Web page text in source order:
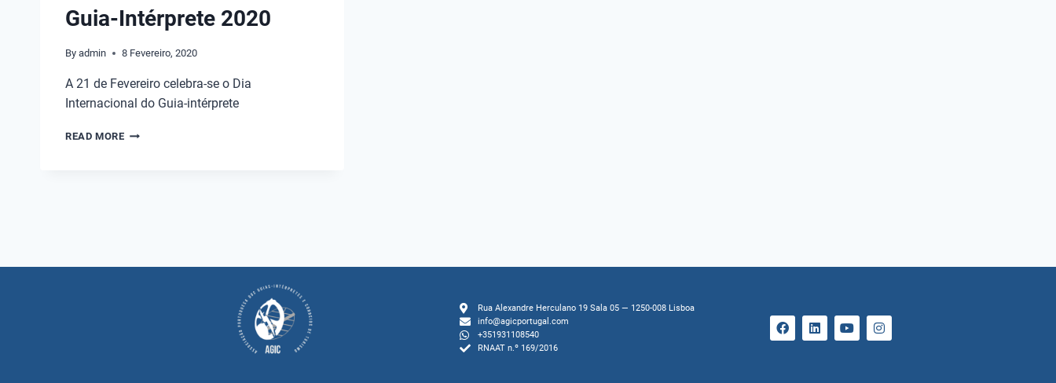
Guia-Intérprete 2020
By admin 8 Fevereiro, 2020
A 21 de Fevereiro celebra-se o Dia
Internacional do Guia-intérprete
READ MORE
Rua Alexandre Herculano 19 Sala 05 — 1250-008 Lisboa
info@agicportugal.com
+351931108540
RNAAT n.º 169/2016